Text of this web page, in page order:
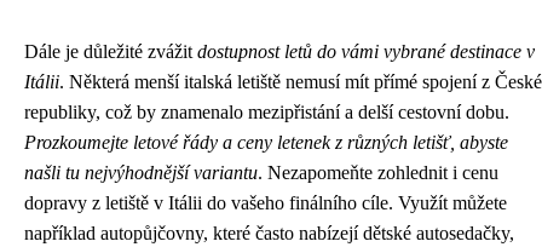
Dále je důležité zvážit dostupnost letů do vámi vybrané destinace v
Itálii. Některá menší italská letiště nemusí mít přímé spojení z České
republiky, což by znamenalo mezipřistání a delší cestovní dobu.
Prozkoumejte letové řády a ceny letenek z různých letišť, abyste
našli tu nejvýhodnější variantu. Nezapomeňte zohlednit i cenu
dopravy z letiště v Itálii do vašeho finálního cíle. Využít můžete
například autopůjčovny, které často nabízejí dětské autosedačky,